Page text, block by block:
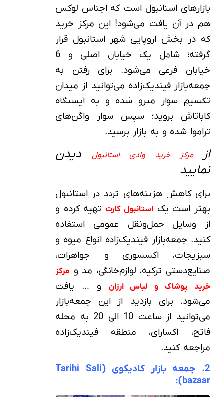
بازارهای استانبول است که اجناس لوکس
هم در آن یافت می‌شود! این مرکز خرید
که در بخش اروپایی شهر استانبول قرار
گرفته؛ شامل یک خیابان اصلی و 6
خیابان فرعی می‌شود. برای رفتن به
جمعه‌بازار فیندیک‌زاده می‌توانید از میدان
تکسیم سوار مترو شده و به ایستگاه
کاباتاش بروید؛ سپس سوار واگن‌های
تراموا شده و به بازار برسید.
از مرکز خرید وادی استانبولدیدن
نمایید
برای کاهش هزینه‌های تردد در استانبول
بهتر است یکاستانبول کارتتهیه کرده و
از وسایل حمل‌ونقل عمومی استفاده
کنید. جمعه‌بازار فیندیک‌زاده انواع میوه و
سبزیجات، اکسسوری و جواهرات،
صنایع‌دستی ترکیه، لوازم‌خانگی، مد و مرکز
خرید پوشاک و لباس ارزان
و … یافت
می‌شود. برای بازدید از این جمعه‌بازار
می‌توانید از ساعت 10 الی 20 به محله
فاتح، اکسارای، منطقه فیندیک‌زاده
مراجعه کنید.
2. جمعه‌ بازار کادیکوی (Tarihi Sali
bazaar):